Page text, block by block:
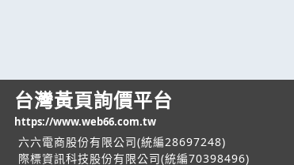
台灣黃頁詢價平台
https://www.web66.com.tw
六六電商股份有限公司(統編28697248)
際標資訊科技股份有限公司(統編70398496)